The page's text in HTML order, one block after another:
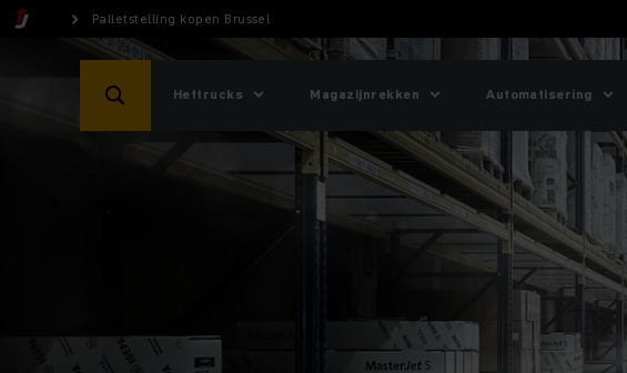
Palletstelling kopen Brussel
Heftrucks Magazijnrekken Automatisering